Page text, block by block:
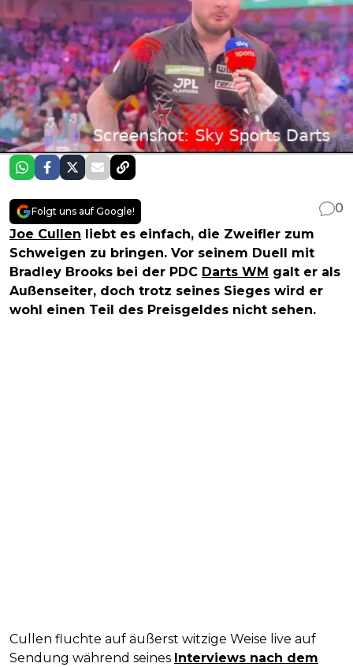
Folgt uns auf Google!
0
Joe Cullen liebt es einfach, die Zweifler zum
Schweigen zu bringen. Vor seinem Duell mit
Bradley Brooks bei der PDC Darts WM galt er als
Außenseiter, doch trotz seines Sieges wird er
wohl einen Teil des Preisgeldes nicht sehen.
Cullen fluchte auf äußerst witzige Weise live auf
Sendung während seines Interviews nach dem